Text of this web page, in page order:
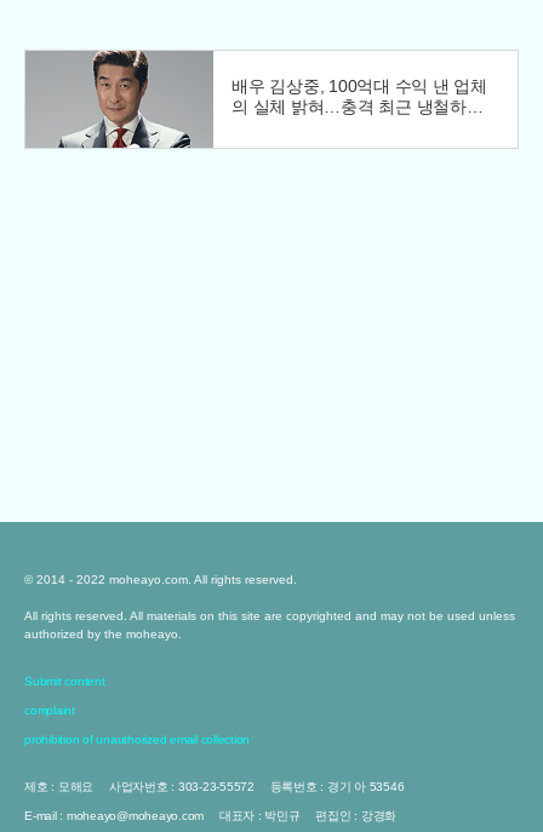
배우 김상중, 100억대 수익 낸 업체
의 실체 밝혀…충격 최근 냉철하고
받는 국민 배우 김상주씨가
© 2014 - 2022 moheayo.com. All rights reserved.
All rights reserved. All materials on this site are copyrighted and may not be used unless
authorized by the moheayo.
Submit content
complaint
prohibition of unauthorized email collection
제호 : 모해요 사업자번호 : 303-23-55572 등록번호 : 경기 아 53546
E-mail : moheayo@moheayo.com 대표자 : 박민규 편집인 : 강경화